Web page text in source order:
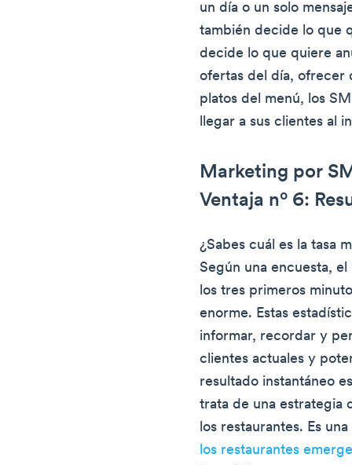
un día o un solo
también decide lo que
decide lo que quiere
ofertas del día, ofrecer
platos del menú, los
llegar a sus clientes al
Marketing por
Ventaja nº 6:
¿Sabes cuál es la tasa
Según una encuesta,
los tres primeros
enorme. Estas
informar, recordar y
clientes actuales y
resultado instantáneo
trata de una estrategia
los restaurantes. Es
los restaurantes